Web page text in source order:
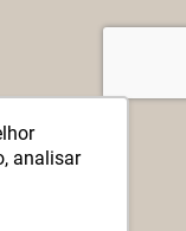
analisar